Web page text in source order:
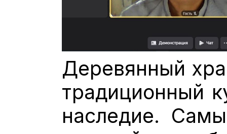
Деревянный
традиционный
наследие.